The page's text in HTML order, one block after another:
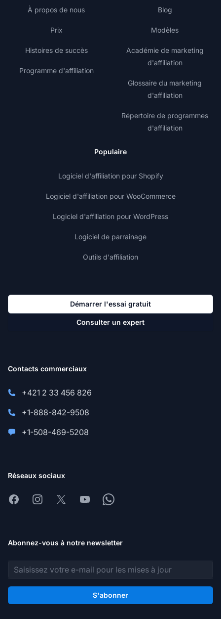
À propos de nous
Prix
Histoires de succès
Programme d'affiliation
Blog
Modèles
Académie de marketing
d'affiliation
Glossaire du marketing
d'affiliation
Répertoire de programmes
d'affiliation
Populaire
Logiciel d'affiliation pour Shopify
Logiciel d'affiliation pour WooCommerce
Logiciel d'affiliation pour WordPress
Logiciel de parrainage
Outils d'affiliation
Démarrer l'essai gratuit
Consulter un expert
Contacts commerciaux
+421 2 33 456 826
+1-888-842-9508
+1-508-469-5208
Réseaux sociaux
FacebookInstagram
X YoutubeWhatsapp
Abonnez-vous à notre newsletter
Adresse e-mail
S'abonner